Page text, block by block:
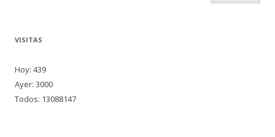
VISITAS
Hoy: 439
Ayer: 3000
Todos: 13088147